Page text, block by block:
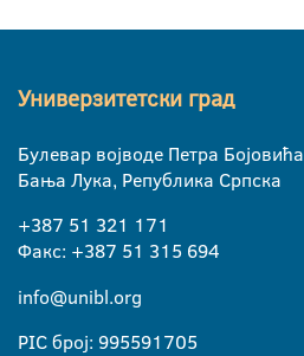
Универзитетски град
Булевар војводе Петра Бојовића
Бања Лука, Република Српска
+387 51 321 171
Факс: +387 51 315 694
info@unibl.org
PIC број: 995591705